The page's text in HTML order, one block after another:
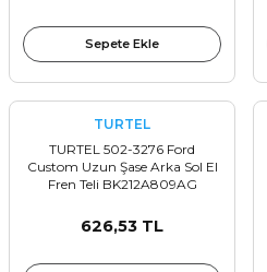
Sepete Ekle
TURTEL
TURTEL 502-3276 Ford
Custom Uzun Şase Arka Sol El
Fren Teli BK212A809AG
626,53 TL